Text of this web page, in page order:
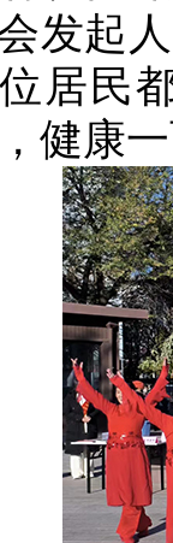
发起
居民
健康